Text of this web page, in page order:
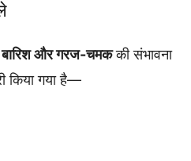
बारिश और गरज-चमककी संभावना
किया गया है—